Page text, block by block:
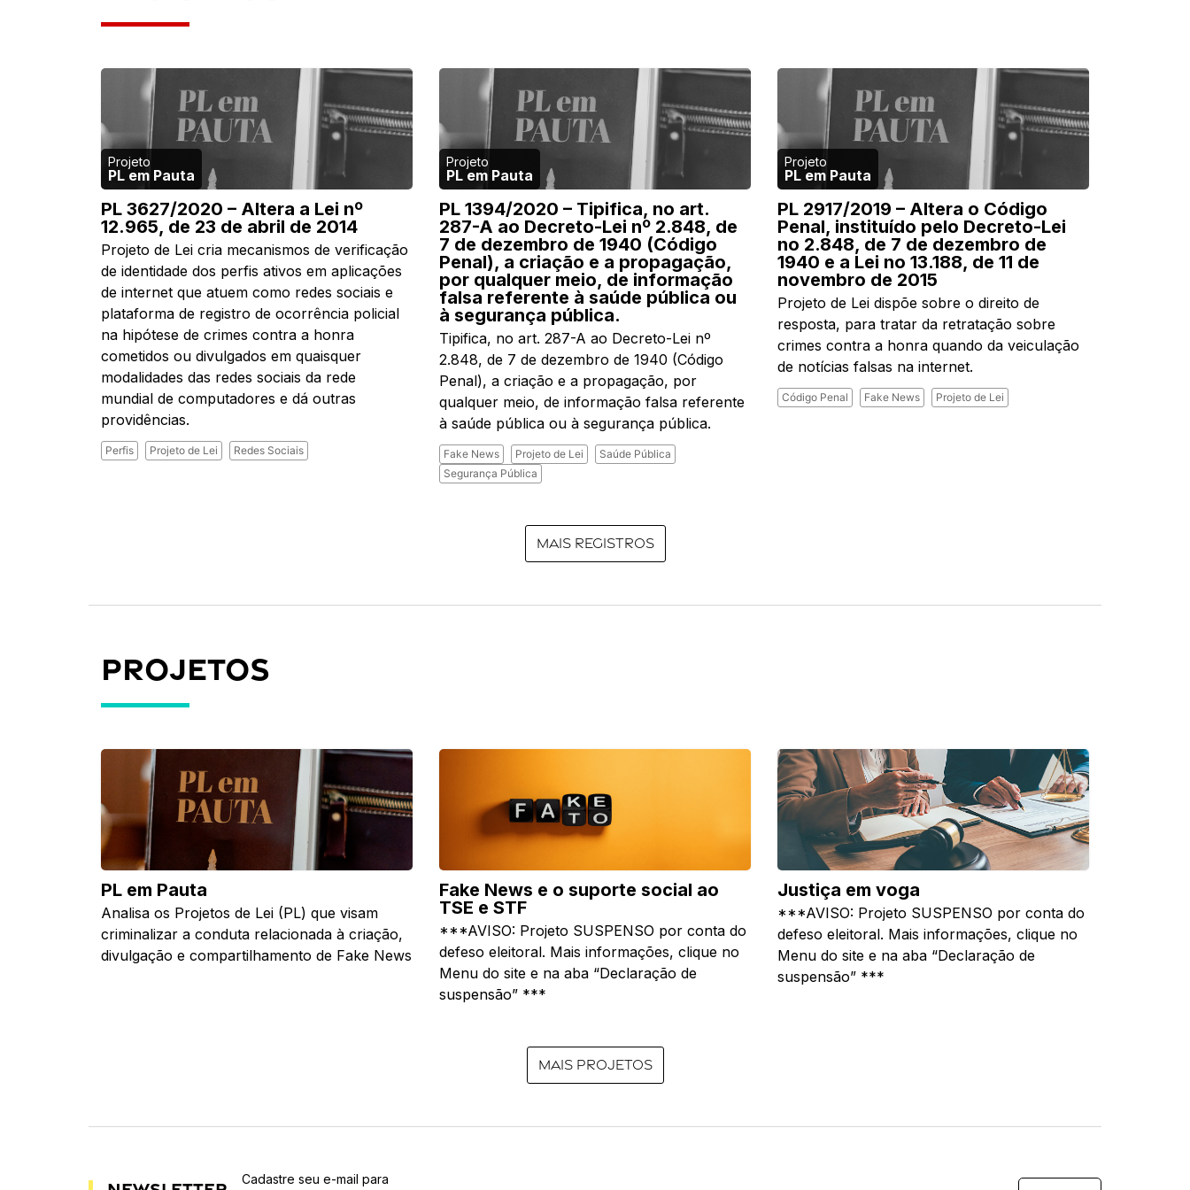
PL em Pauta
PL 3627/2020 – Altera a Lei nº
12.965, de 23 de abril de 2014
Projeto de Lei cria mecanismos de verificação
de identidade dos perfis ativos em aplicações
de internet que atuem como redes sociais e
plataforma de registro de ocorrência policial
na hipótese de crimes contra a honra
cometidos ou divulgados em quaisquer
modalidades das redes sociais da rede
mundial de computadores e dá outras
providências.
Perfis Projeto de Lei Redes Sociais
PL em Pauta
PL 1394/2020 – Tipifica, no art.
287-A ao Decreto-Lei nº 2.848, de
7 de dezembro de 1940 (Código
Penal), a criação e a propagação,
por qualquer meio, de informação
falsa referente à saúde pública ou
à segurança pública.
Tipifica, no art. 287-A ao Decreto-Lei nº
2.848, de 7 de dezembro de 1940 (Código
Penal), a criação e a propagação, por
qualquer meio, de informação falsa referente
à saúde pública ou à segurança pública.
Fake News Projeto de Lei
Saúde Pública
Segurança Pública
PL em Pauta
PL 2917/2019 – Altera o Código
Penal, instituído pelo Decreto-Lei
no 2.848, de 7 de dezembro de
1940 e a Lei no 13.188, de 11 de
novembro de 2015
Projeto de Lei dispõe sobre o direito de
resposta, para tratar da retratação sobre
crimes contra a honra quando da veiculação
de notícias falsas na internet.
Código Penal Fake News Projeto de Lei
Mais registros
Projetos
PL em Pauta
Analisa os Projetos de Lei (PL) que visam
criminalizar a conduta relacionada à criação,
divulgação e compartilhamento de Fake News
Fake News e o suporte social ao
TSE e STF
***AVISO: Projeto SUSPENSO por conta do
defeso eleitoral. Mais informações, clique no
Menu do site e na aba “Declaração de
suspensão” ***
Justiça em voga
***AVISO: Projeto SUSPENSO por conta do
defeso eleitoral. Mais informações, clique no
Menu do site e na aba “Declaração de
suspensão” ***
Mais projetos
Cadastre seu e-mail para